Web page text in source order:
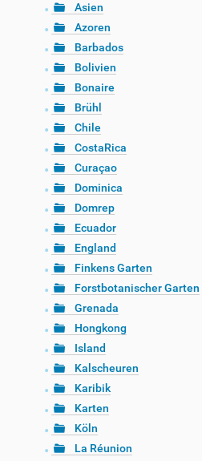
Asien
Azoren
Barbados
Bolivien
Bonaire
Brühl
Chile
CostaRica
Curaçao
Dominica
Domrep
Ecuador
England
Finkens Garten
Forstbotanischer Garten
Grenada
Hongkong
Island
Kalscheuren
Karibik
Karten
Köln
La Réunion